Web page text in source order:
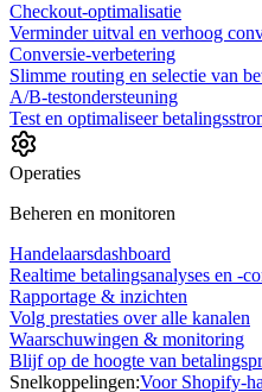
Checkout-optimalisatie
Verminder uitval en verhoog
Conversie-verbetering
Slimme routing en selectie van
A/B-testondersteuning
Test en optimaliseer
Operaties
Beheren en monitoren
Handelaarsdashboard
Realtime betalingsanalyses en -
Rapportage & inzichten
Volg prestaties over alle kanalen
Waarschuwingen & monitoring
Blijf op de hoogte van
Snelkoppelingen:Voor Shopify-